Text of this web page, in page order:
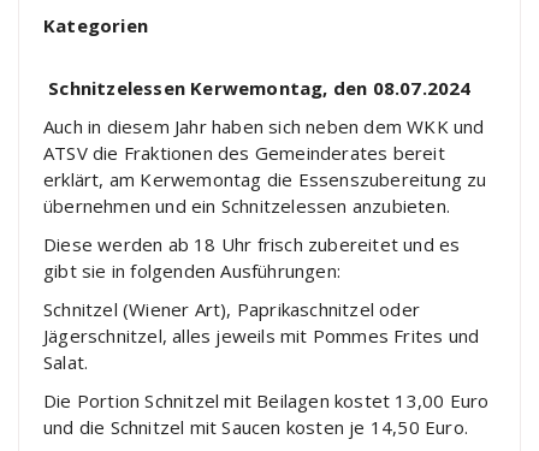
Kategorien
Schnitzelessen Kerwemontag, den 08.07.2024
Auch in diesem Jahr haben sich neben dem WKK und
ATSV die Fraktionen des Gemeinderates bereit
erklärt, am Kerwemontag die Essenszubereitung zu
übernehmen und ein Schnitzelessen anzubieten.
Diese werden ab 18 Uhr frisch zubereitet und es
gibt sie in folgenden Ausführungen:
Schnitzel (Wiener Art), Paprikaschnitzel oder
Jägerschnitzel, alles jeweils mit Pommes Frites und
Salat.
Die Portion Schnitzel mit Beilagen kostet 13,00 Euro
und die Schnitzel mit Saucen kosten je 14,50 Euro.